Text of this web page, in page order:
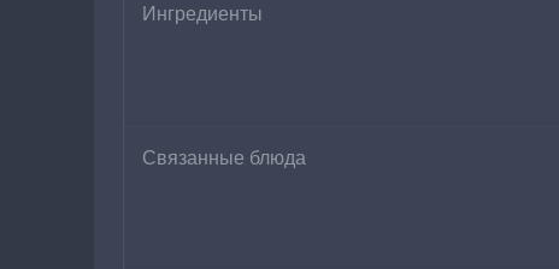
Ингредиенты
Связанные блюда